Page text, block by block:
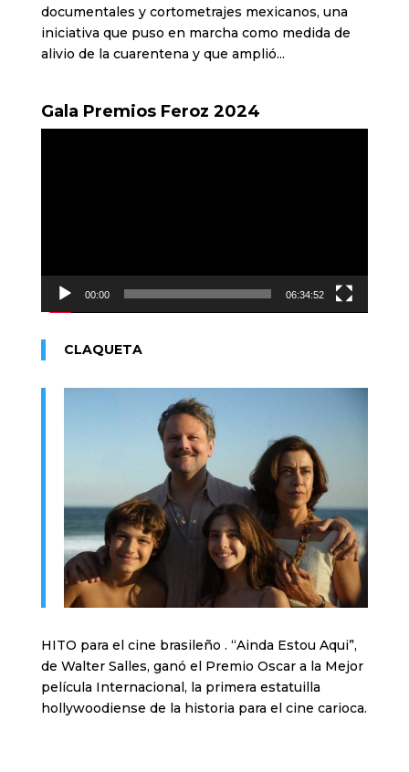
documentales y cortometrajes mexicanos, una
iniciativa que puso en marcha como medida de
alivio de la cuarentena y que amplió...
Gala Premios Feroz 2024
00:00 06:34:52
CLAQUETA
HITO para el cine brasileño . “Ainda Estou Aqui”,
de Walter Salles, ganó el Premio Oscar a la Mejor
película Internacional, la primera estatuilla
hollywoodiense de la historia para el cine carioca.